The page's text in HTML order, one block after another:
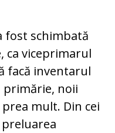
fost schimbată
ca viceprimarul
facă inventarul
primărie, noii
mult. Din cei